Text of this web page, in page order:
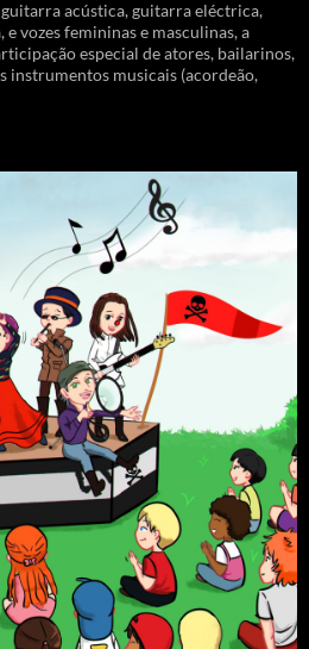
acústica, guitarra eléctrica,
vozes femininas e masculinas, a
especial de atores, bailarinos,
instrumentos musicais (acordeão,